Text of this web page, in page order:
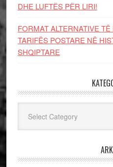
DHE LUFTЁS PЁR LIRI!
FORMAT ALTERNATIVE
TARIFËS POSTARE NË
SHQIPTARE